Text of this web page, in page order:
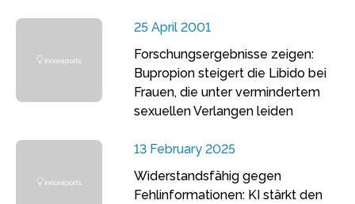
25 April 2001
Forschungsergebnisse zeigen:
Bupropion steigert die Libido bei
Frauen, die unter vermindertem
sexuellen Verlangen leiden
13 February 2025
Widerstandsfähig gegen
Fehlinformationen: KI stärkt den